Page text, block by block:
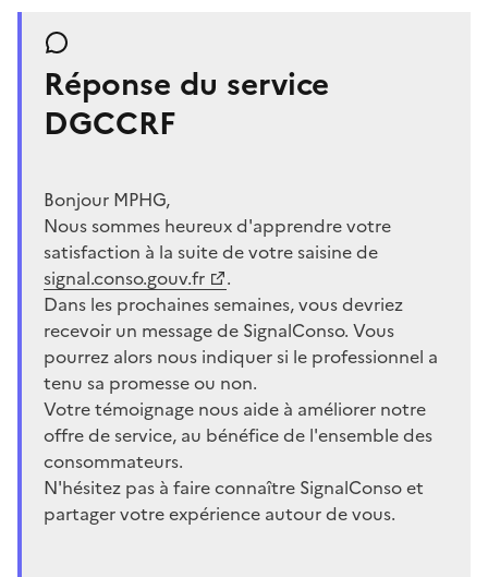
Réponse du service
DGCCRF
Bonjour MPHG,
Nous sommes heureux d'apprendre votre
satisfaction à la suite de votre saisine de
signal.conso.gouv.fr
.
Dans les prochaines semaines, vous devriez
recevoir un message de SignalConso. Vous
pourrez alors nous indiquer si le professionnel a
tenu sa promesse ou non.
Votre témoignage nous aide à améliorer notre
offre de service, au bénéfice de l'ensemble des
consommateurs.
N'hésitez pas à faire connaître SignalConso et
partager votre expérience autour de vous.